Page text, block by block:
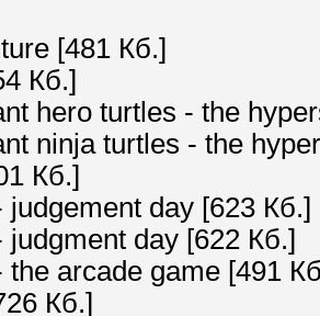
[481 Кб.]
Кб.]
hero turtles - the
ninja turtles - the
Кб.]
day [623 Кб.]
day [622 Кб.]
the arcade game [491
Кб.]